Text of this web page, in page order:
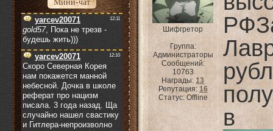
Мини-чат
Шифгретор
Группа:
Администраторы
Сообщений:
10763
Награды:13
Репутация: 16
Статус: Offline